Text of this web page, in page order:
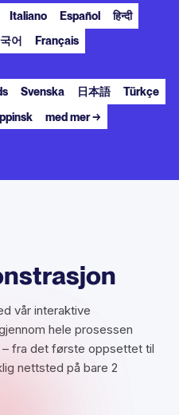
Italiano Español
हिन्दी
어 Français
Svenska 日本語
Türkçe
med mer →
vår interaktive
hele prosessen
fra det første oppsettet til
nettsted på bare 2